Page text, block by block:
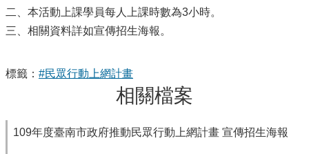
二、本活動上課學員每人上課時數為3小時。
三、相關資料詳如宣傳招生海報。
標籤： #民眾行動上網計畫
相關檔案
109年度臺南市政府推動民眾行動上網計畫 宣傳招生海報